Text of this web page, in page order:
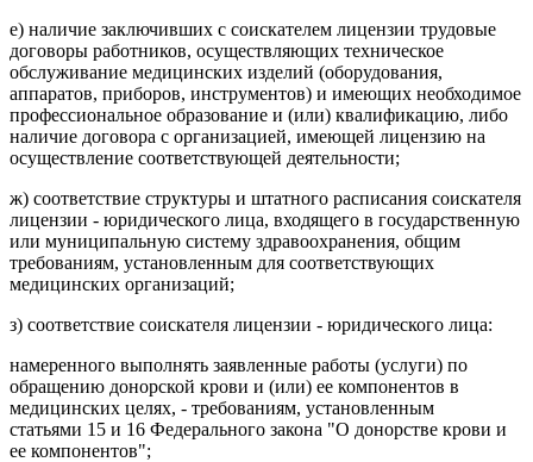
е) наличие заключивших с соискателем лицензии трудовые
договоры работников, осуществляющих техническое
обслуживание медицинских изделий (оборудования,
аппаратов, приборов, инструментов) и имеющих необходимое
профессиональное образование и (или) квалификацию, либо
наличие договора с организацией, имеющей лицензию на
осуществление соответствующей деятельности;
ж) соответствие структуры и штатного расписания соискателя
лицензии - юридического лица, входящего в государственную
или муниципальную систему здравоохранения, общим
требованиям, установленным для соответствующих
медицинских организаций;
з) соответствие соискателя лицензии - юридического лица:
намеренного выполнять заявленные работы (услуги) по
обращению донорской крови и (или) ее компонентов в
медицинских целях, - требованиям, установленным
статьями 15 и 16 Федерального закона "О донорстве крови и
ее компонентов";